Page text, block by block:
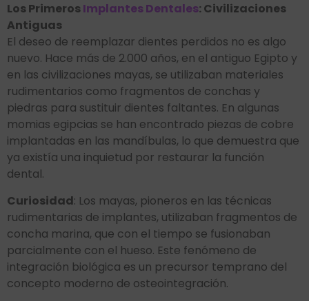
Los PrimerosImplantes Dentales: Civilizaciones
Antiguas
El deseo de reemplazar dientes perdidos no es algo
nuevo. Hace más de 2.000 años, en el antiguo Egipto y
en las civilizaciones mayas, se utilizaban materiales
rudimentarios como fragmentos de conchas y
piedras para sustituir dientes faltantes. En algunas
momias egipcias se han encontrado piezas de cobre
implantadas en las mandíbulas, lo que demuestra que
ya existía una inquietud por restaurar la función
dental.
Curiosidad: Los mayas, pioneros en las técnicas
rudimentarias de implantes, utilizaban fragmentos de
concha marina, que con el tiempo se fusionaban
parcialmente con el hueso. Este fenómeno de
integración biológica es un precursor temprano del
concepto moderno de osteointegración.